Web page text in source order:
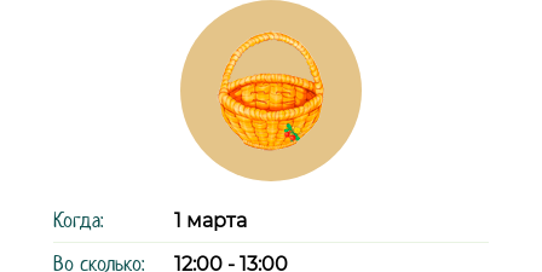
Когда: 1 марта
Во сколько: 12:00 - 13:00